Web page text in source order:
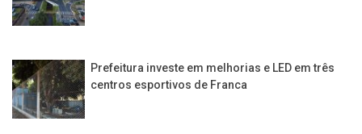
Prefeitura investe em melhorias e LED em três
centros esportivos de Franca